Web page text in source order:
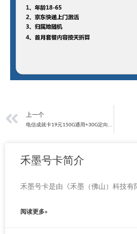
上一页
上一个
电信成就卡19元150G通用+30G定向+通话0.1元/分钟
禾墨号卡简介
禾墨号卡是由《禾墨（佛山）科技有
阅读更多»